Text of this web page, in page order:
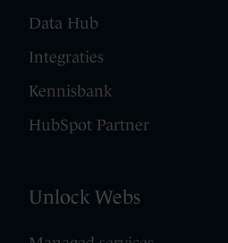
Data Hub
Integraties
Kennisbank
HubSpot Partner
Unlock Webs